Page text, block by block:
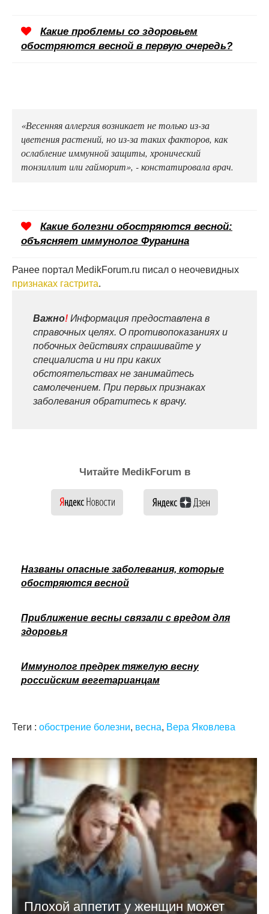
Какие проблемы со здоровьем
обостряются весной в первую очередь?
«Весенняя аллергия возникает не только из-за
цветения растений, но из-за таких факторов, как
ослабление иммунной защиты, хронический
тонзиллит или гайморит», - констатировала врач.
Какие болезни обостряются весной:
объясняет иммунолог Фуранина
Ранее портал MedikForum.ru писал о неочевидных
признаках гастрита.
Важно! Информация предоставлена в
справочных целях. О противопоказаниях и
побочных действиях спрашивайте у
специалиста и ни при каких
обстоятельствах не занимайтесь
самолечением. При первых признаках
заболевания обратитесь к врачу.
Читайте MedikForum в
Названы опасные заболевания, которые
обостряются весной
Приближение весны связали с вредом для
здоровья
Иммунолог предрек тяжелую весну
российским вегетарианцам
Теги : обострение болезни, весна, Вера Яковлева
Плохой аппетит у женщин может